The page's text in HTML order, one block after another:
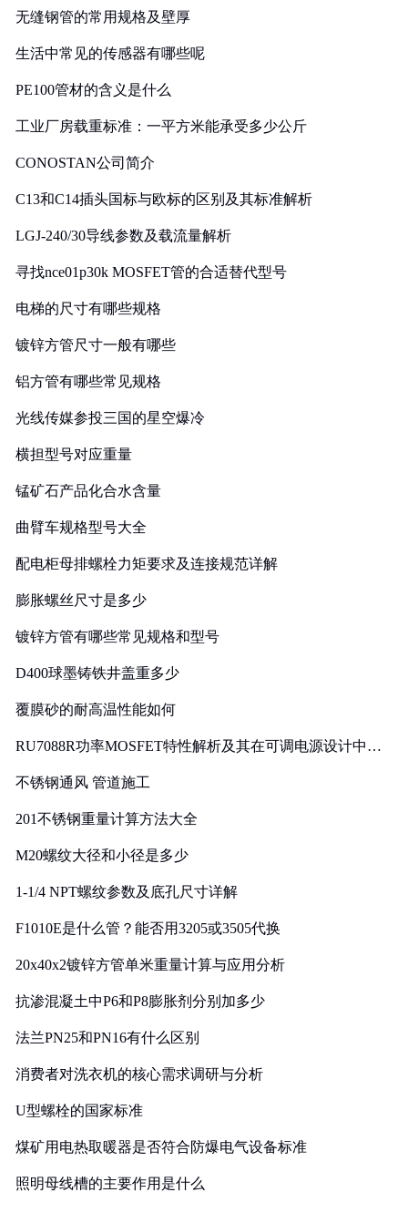
无缝钢管的常用规格及壁厚
生活中常见的传感器有哪些呢
PE100管材的含义是什么
工业厂房载重标准：一平方米能承受多少公斤
CONOSTAN公司简介
C13和C14插头国标与欧标的区别及其标准解析
LGJ-240/30导线参数及载流量解析
寻找nce01p30k MOSFET管的合适替代型号
电梯的尺寸有哪些规格
镀锌方管尺寸一般有哪些
铝方管有哪些常见规格
光线传媒参投三国的星空爆冷
横担型号对应重量
锰矿石产品化合水含量
曲臂车规格型号大全
配电柜母排螺栓力矩要求及连接规范详解
膨胀螺丝尺寸是多少
镀锌方管有哪些常见规格和型号
D400球墨铸铁井盖重多少
覆膜砂的耐高温性能如何
RU7088R功率MOSFET特性解析及其在可调电源设计中的
不锈钢通风 管道施工
201不锈钢重量计算方法大全
M20螺纹大径和小径是多少
1-1/4 NPT螺纹参数及底孔尺寸详解
F1010E是什么管？能否用3205或3505代换
20x40x2镀锌方管单米重量计算与应用分析
抗渗混凝土中P6和P8膨胀剂分别加多少
法兰PN25和PN16有什么区别
消费者对洗衣机的核心需求调研与分析
U型螺栓的国家标准
煤矿用电热取暖器是否符合防爆电气设备标准
照明母线槽的主要作用是什么